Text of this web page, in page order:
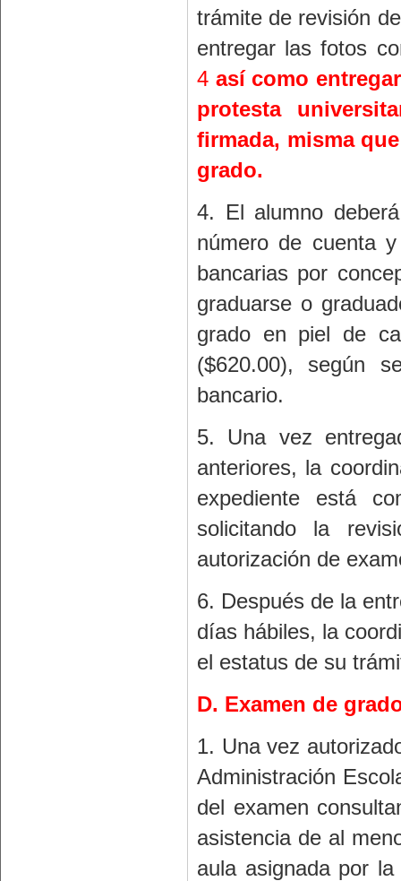
trámite de revisión
entregar las fotos
4 así como
protesta
firmada, misma
grado.
4. El alumno
número de cuenta
bancarias por
graduarse o
grado en piel de
($620.00), según
bancario.
5. Una vez
anteriores, la
expediente está
solicitando la
autorización de
6. Después de la
días hábiles, la
el estatus de su
D. Examen de
1. Una vez
Administración
del examen
asistencia de al
aula asignada por